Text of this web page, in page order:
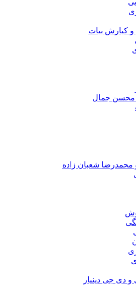
و کیارش بیات
محسن جمال
محمدرضا شعبان زاده
دی جی دینیار